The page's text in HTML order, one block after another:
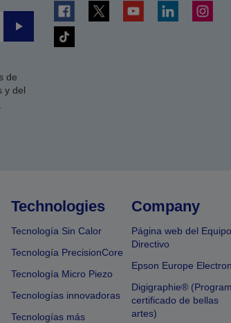
Enviar
de
y del
Technologies
Tecnología Sin Calor
Tecnología PrecisionCore
Tecnología Micro Piezo
Tecnologías innovadoras
Tecnologías más
Company
Página web del Equipo
Directivo
Epson Europe
Digigraphie®
certificado de bellas
artes)